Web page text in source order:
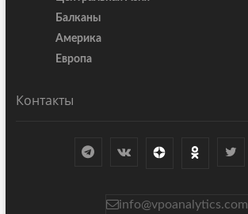
Балканы
Америка
Европа
Контакты
info@vpoanalytics.com